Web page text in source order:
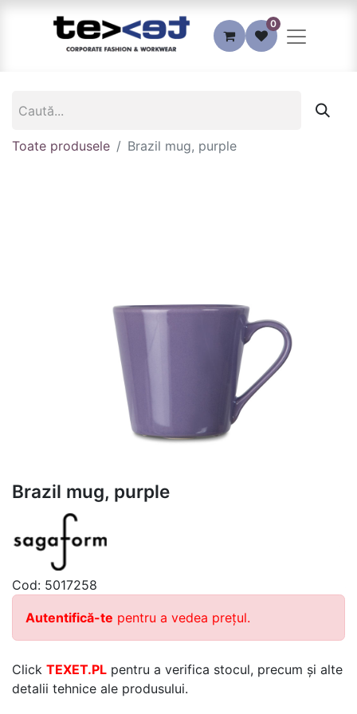
0
Toate produsele Brazil mug, purple
Brazil mug, purple
Cod: 5017258
Autentifică-te pentru a vedea prețul.
Click TEXET.PL pentru a verifica stocul, precum și alte
detalii tehnice ale produsului.